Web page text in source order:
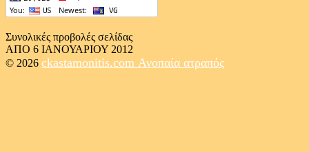
Συνολικές προβολές σελίδας
ΑΠΟ 6 ΙΑΝΟΥΑΡΙΟΥ 2012
© 2026 ckastamonitis.com Ανοπαία ατραπός